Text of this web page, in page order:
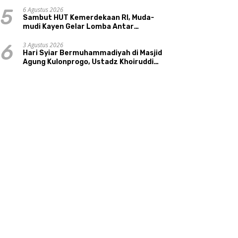
5
6 Agustus 2026
Sambut HUT Kemerdekaan RI, Muda-
mudi Kayen Gelar Lomba Antar
6
3 Agustus 2026
Hari Syiar Bermuhammadiyah di Masjid
Agung Kulonprogo, Ustadz Khoiruddin